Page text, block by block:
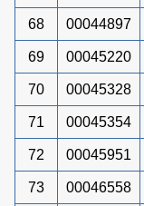
68 00044897
69 00045220
70 00045328
71 00045354
72 00045951
73 00046558